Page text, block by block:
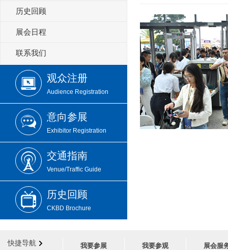
历史回顾
展会日程
联系我们
观众注册
Audience Registration
意向参展
Exhibitor Registration
交通指南
Venue/Traffic Guide
历史回顾
CKBD Brochure
快捷导航
我要参展
我要参观
展会服